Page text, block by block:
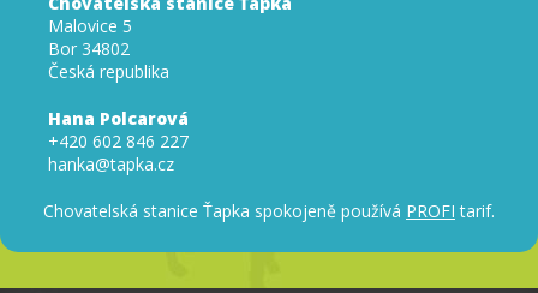
Malovice 5
Bor 34802
Česká republika
Hana Polcarová
+420 602 846 227
hanka@tapka.cz
Chovatelská stanice Ťapka spokojeně používá PROFI tarif.